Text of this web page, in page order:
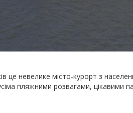
це невелике місто-курорт з
пляжними розвагами, цікавими